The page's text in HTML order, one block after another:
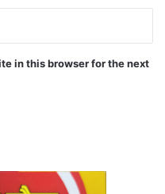
in this browser for the next